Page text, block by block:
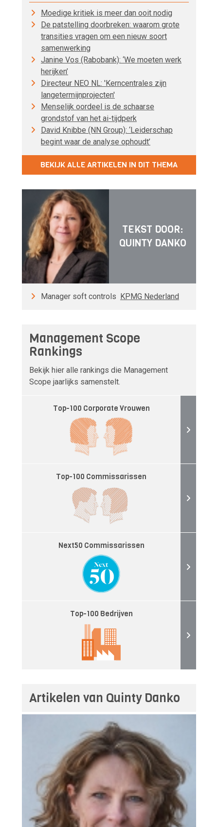
Moedige kritiek is meer dan ooit nodig
De patstelling doorbreken: waarom grote
transities vragen om een nieuw soort
samenwerking
Janine Vos (Rabobank): ‘We moeten werk
herijken’
Directeur NEO NL: 'Kerncentrales zijn
langetermijnprojecten'
Menselijk oordeel is de schaarse
grondstof van het ai-tijdperk
David Knibbe (NN Group): ‘Leiderschap
begint waar de analyse ophoudt’
BEKIJK ALLE ARTIKELEN IN DIT THEMA
TEKST DOOR:
QUINTY DANKO
Manager soft controls KPMG Nederland
Management Scope
Rankings
Bekijk hier alle rankings die Management
Scope jaarlijks samenstelt.
Top-100 Corporate Vrouwen
Top-100 Commissarissen
Next50 Commissarissen
Top-100 Bedrijven
Artikelen van Quinty Danko